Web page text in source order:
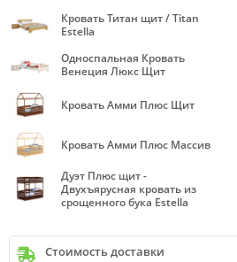
Кровать Титан щит / Titan
Estella
Односпальная Кровать
Венеция Люкс Щит
Кровать Амми Плюс Щит
Кровать Амми Плюс Массив
Дуэт Плюс щит -
Двухъярусная кровать из
срощенного бука Estella
Стоимость доставки